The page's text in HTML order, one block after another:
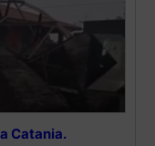
Catania.